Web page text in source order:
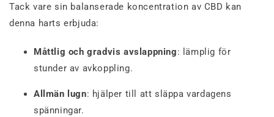
Tack vare sin balanserade koncentration av CBD kan
denna harts erbjuda:
Måttlig och gradvis avslappning: lämplig för
stunder av avkoppling.
Allmän lugn: hjälper till att släppa vardagens
spänningar.